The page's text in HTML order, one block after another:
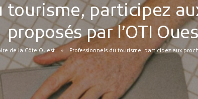
tourisme, participez
proposés par l’OTI
de la Côte Ouest Professionnels du tourisme, participez aux